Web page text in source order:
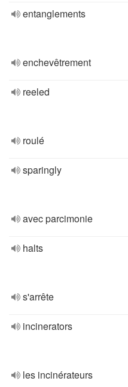
entanglements
enchevêtrement
reeled
roulé
sparingly
avec parcimonie
halts
s'arrête
incinerators
les incinérateurs